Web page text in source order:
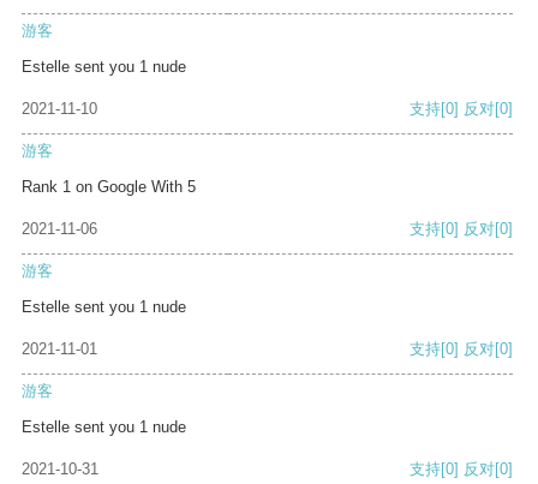
游客
Estelle sent you 1 nude
2021-11-10 支持[0] 反对[0]
游客
Rank 1 on Google With 5
2021-11-06 支持[0] 反对[0]
游客
Estelle sent you 1 nude
2021-11-01 支持[0] 反对[0]
游客
Estelle sent you 1 nude
2021-10-31 支持[0] 反对[0]